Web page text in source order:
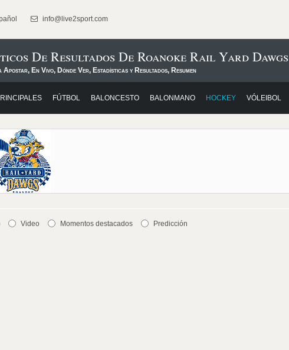
info@live2sport.com
De Resultados De Roanoke Rail Yard Dawgs
Apostar, En Vivo, Dónde Ver, Estadísticas y Resultados, Resumen
FÚTBOL BALONCESTO BALONMANO HOCKEY VÓLEIBOL
Video Momentos destacados Predicción